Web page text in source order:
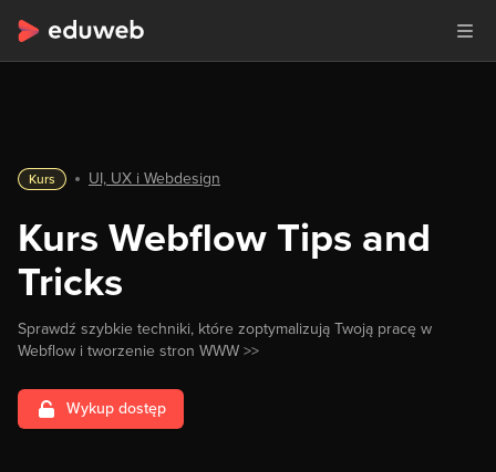
Kurs UI, UX i Webdesign
Kurs Webflow Tips and
Tricks
Sprawdź szybkie techniki, które zoptymalizują Twoją pracę w
Webflow i tworzenie stron WWW >>
Wykup dostęp